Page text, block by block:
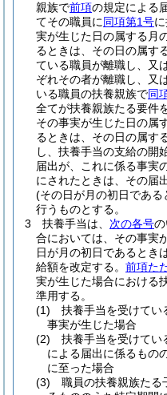
親族で前項の規定による
てその職員に同項第1号
実が生じた日の属する月
るときは、その日の属す
ている職員が離職し、又
ぞれその者が離職し、又
いる職員の扶養親族で同
全てが扶養親族たる要件
その事実が生じた日の属
るときは、その日の属す
し、扶養手当の支給の開
届出が、これに係る事実
にされたときは、その届
(その日が月の初日であ
行うものとする。
3
扶養手当は、 次の各号
合においては、その事実
日が月の初日であるとき
給額を改定する。 前項た
実が生じた場合における
準用する。
(1)
扶養手当を受けてい
事実が生じた場合
(2)
扶養手当を受けてい
による届出に係るもの
に至った場合
(3)
職員の扶養親族たる